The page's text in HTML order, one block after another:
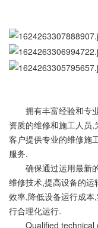
拥有丰富经验和专
资质的维修和施工人员,
客户提供专业的维修施
服务.
确保通过运用最新
维修技术,提高设备的运
效率,降低设备运行成本
行合理化运行.
Qualified technical